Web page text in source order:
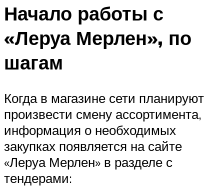
Начало работы с
«Леруа Мерлен», по
шагам
Когда в магазине сети планируют
произвести смену ассортимента,
информация о необходимых
закупках появляется на сайте
«Леруа Мерлен» в разделе с
тендерами: